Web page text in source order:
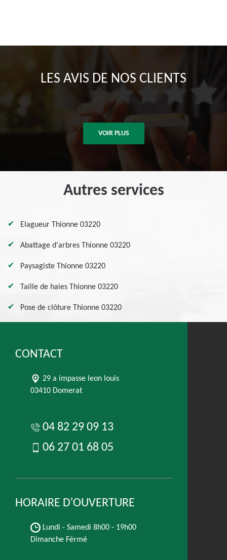
LES AVIS DE NOS CLIENTS
VOIR PLUS
Autres services
Elagueur Thionne 03220
Abattage d'arbres Thionne 03220
Paysagiste Thionne 03220
Taille de haies Thionne 03220
Pose de clôture Thionne 03220
CONTACT
29 a impasse leon louis
03410 Domerat
04 82 29 09 13
06 27 01 68 05
HORAIRE D'OUVERTURE
Lundi - Samedi 8h00 - 19h00
Dimanche Férmé